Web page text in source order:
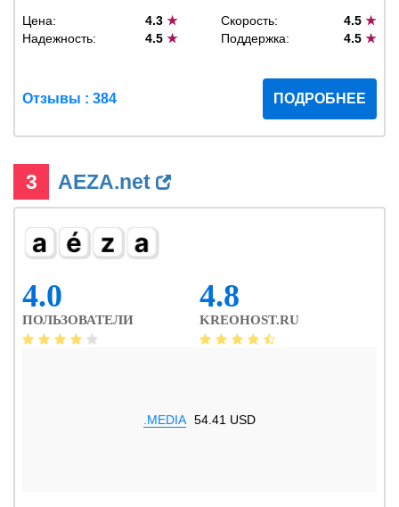
Цена: 4.3★ Скорость: 4.5 ★
Надежность:
4.5★ Поддержка: 4.5 ★
Отзывы : 384 ПОДРОБНЕЕ
3 AEZA.net
4.0
ПОЛЬЗОВАТЕЛИ
4.8
KREOHOST.RU
.MEDIA 54.41 USD